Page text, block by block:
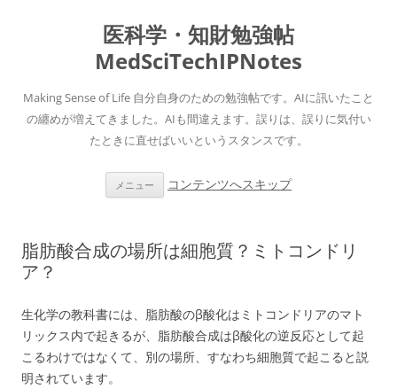
医科学・知財勉強帖
MedSciTechIPNotes
Making Sense of Life 自分自身のための勉強帖です。AIに訊いたこと
の纏めが増えてきました。AIも間違えます。誤りは、誤りに気付い
たときに直せばいいというスタンスです。
メニュー コンテンツへスキップ
脂肪酸合成の場所は細胞質？ミトコンドリ
ア？
生化学の教科書には、脂肪酸のβ酸化はミトコンドリアのマト
リックス内で起きるが、脂肪酸合成はβ酸化の逆反応として起
こるわけではなくて、別の場所、すなわち細胞質で起こると説
明されています。